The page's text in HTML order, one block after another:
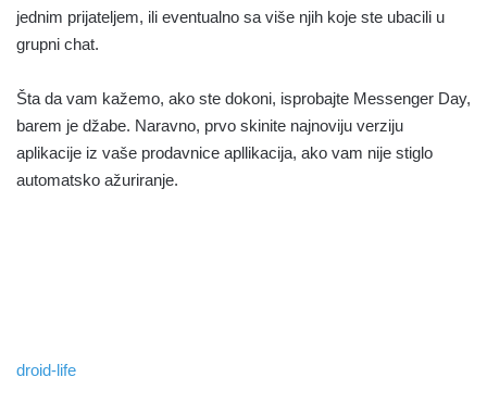
jednim prijateljem, ili eventualno sa više njih koje ste ubacili u
grupni chat.
Šta da vam kažemo, ako ste dokoni, isprobajte Messenger Day,
barem je džabe. Naravno, prvo skinite najnoviju verziju
aplikacije iz vaše prodavnice apllikacija, ako vam nije stiglo
automatsko ažuriranje.
droid-life